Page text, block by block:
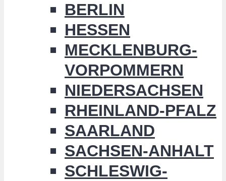
BERLIN
HESSEN
MECKLENBURG-
VORPOMMERN
NIEDERSACHSEN
RHEINLAND-PFALZ
SAARLAND
SACHSEN-ANHALT
SCHLESWIG-